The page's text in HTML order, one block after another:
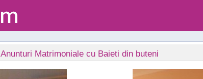
Anunturi Matrimoniale cu Baieti din buteni